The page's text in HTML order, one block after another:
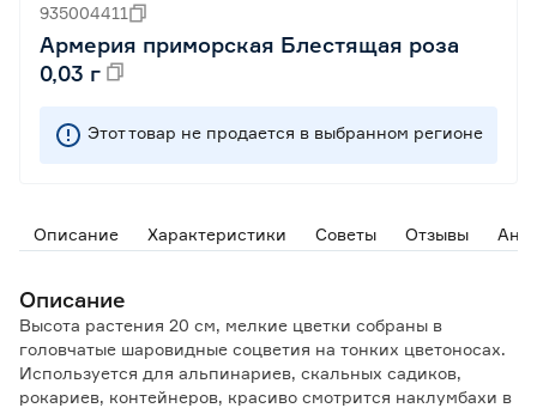
935004411
Армерия приморская Блестящая роза
0,03 г
Этот товар не продается в выбранном регионе
Описание Характеристики Советы Отзывы
Описание
Высота растения 20 см, мелкие цветки собраны в
головчатые шаровидные соцветия на тонких цветоносах.
Используется для альпинариев, скальных садиков,
рокариев, контейнеров, красиво смотрится наклумбахи в